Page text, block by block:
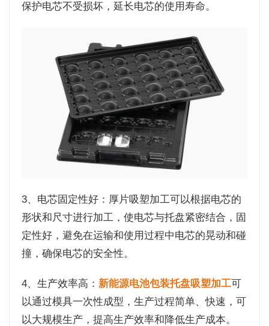
保护电芯不受损坏，延长电芯的使用寿命。
3、电芯固定性好：厚片吸塑加工可以根据电芯的
形状和尺寸进行加工，使电芯与托盘紧密结合，固
定性好，避免在运输和使用过程中电芯的晃动和碰
撞，确保电芯的安全性。
4、生产效率高： 新能源电池包装托盘吸塑加工可
以通过模具一次性成型，生产过程简单、快速，可
以大规模生产，提高生产效率和降低生产成本。